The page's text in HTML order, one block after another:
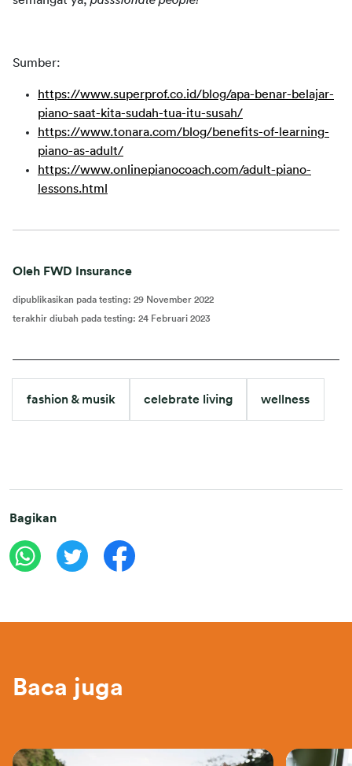
Sumber:
https://www.superprof.co.id/blog/apa-benar-belajar-
piano-saat-kita-sudah-tua-itu-susah/
https://www.tonara.com/blog/benefits-of-learning-
piano-as-adult/
https://www.onlinepianocoach.com/adult-piano-
lessons.html
Oleh FWD Insurance
dipublikasikan pada testing: 29 November 2022
terakhir diubah pada testing: 24 Februari 2023
fashion & musik celebrate living wellness
Bagikan
Baca juga